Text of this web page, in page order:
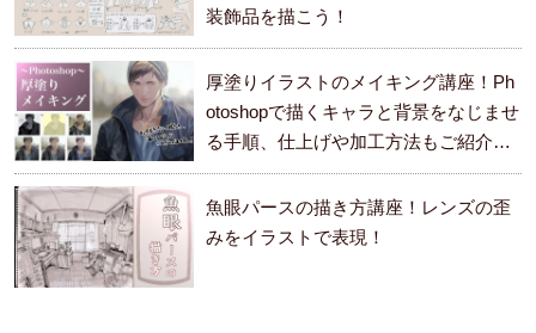
装飾品を描こう！
厚塗りイラストのメイキング講座！Ph
otoshopで描くキャラと背景をなじませ
る手順、仕上げや加工方法もご紹介し
ます。
魚眼パースの描き方講座！レンズの歪
みをイラストで表現！